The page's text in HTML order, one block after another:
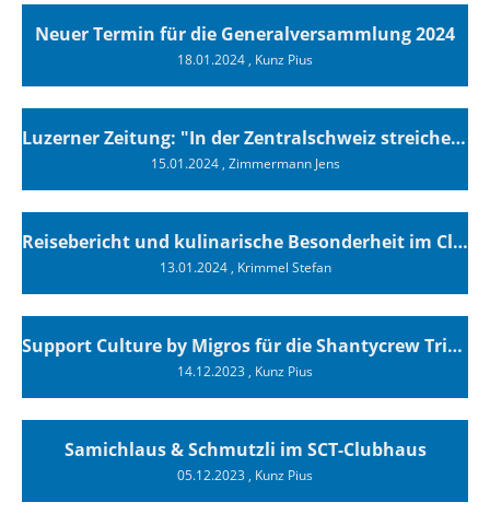
Neuer Termin für die Generalversammlung 2024
18.01.2024, Kunz Pius
Luzerner Zeitung: "In der Zentralschweiz streichen immer mehr Bootsbesitzer ihre Segel"
15.01.2024, Zimmermann Jens
Reisebericht und kulinarische Besonderheit im Clubhaus
13.01.2024, Krimmel Stefan
Support Culture by Migros für die Shantycrew Tribschenhorn Luzern
14.12.2023, Kunz Pius
Samichlaus & Schmutzli im SCT-Clubhaus
05.12.2023, Kunz Pius